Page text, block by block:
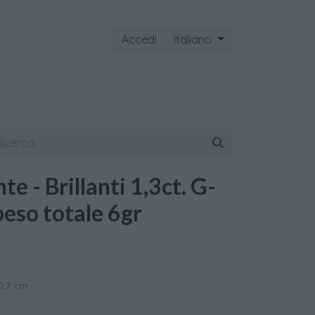
Accedi Italiano
- Brillanti 1,3ct. G-
totale 6gr
cm